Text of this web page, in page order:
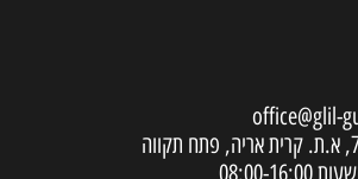
office@glil-
16:00